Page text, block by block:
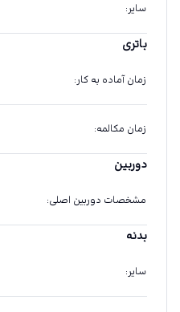
سایر:
باتری
زمان آماده به کار:
زمان مکالمه:
دوربین
مشخصات دوربین اصلی:
بدنه
سایر: